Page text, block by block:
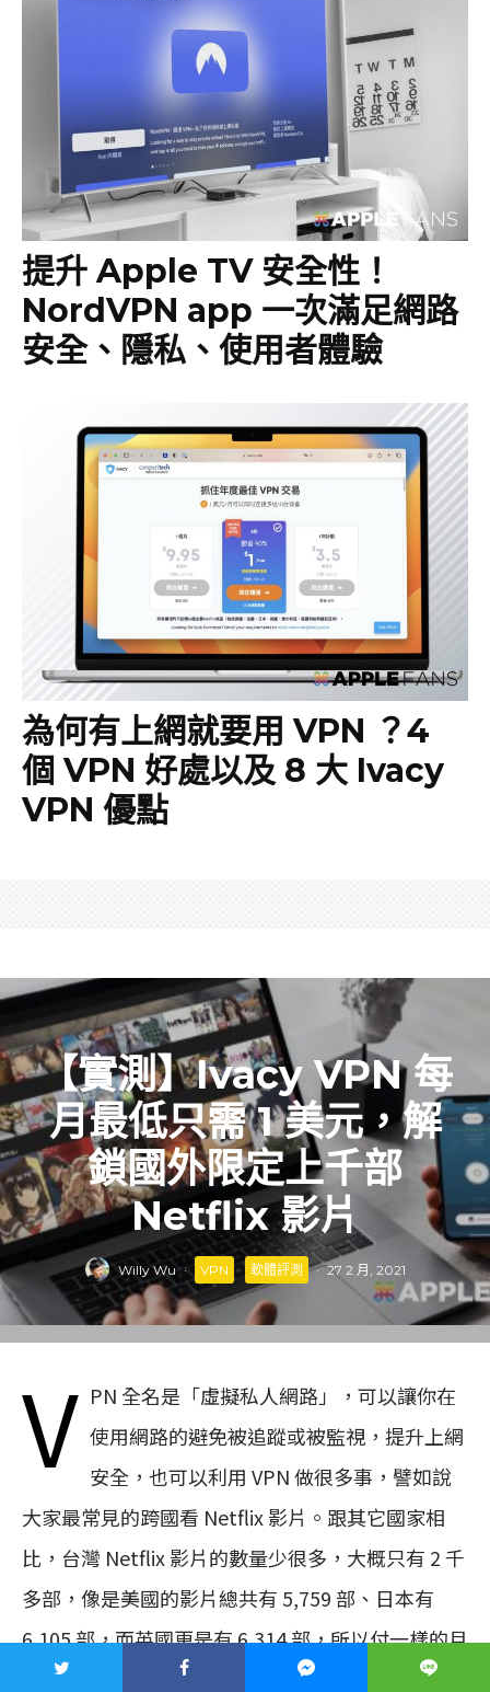
提升 Apple TV 安全性！
NordVPN app 一次滿足網路
安全、隱私、使用者體驗
為何有上網就要用 VPN ？4
個 VPN 好處以及 8 大 Ivacy
VPN 優點
【實測】Ivacy VPN 每
月最低只需 1 美元，解
鎖國外限定上千部
Netflix 影片
Willy Wu · VPN 軟體評測 · 27 2 月, 2021
V PN 全名是「虛擬私人網路」，可以讓你在
使用網路的避免被追蹤或被監視，提升上網
安全，也可以利用 VPN 做很多事，譬如說
大家最常見的跨國看 Netflix 影片。跟其它國家相
比，台灣 Netflix 影片的數量少很多，大概只有 2 千
多部，像是美國的影片總共有 5,759 部、日本有
6,105 部，而英國更是有 6,314 部，所以付一樣的月
租，想要看到更多的 Netflix 影片，就得靠 VPN